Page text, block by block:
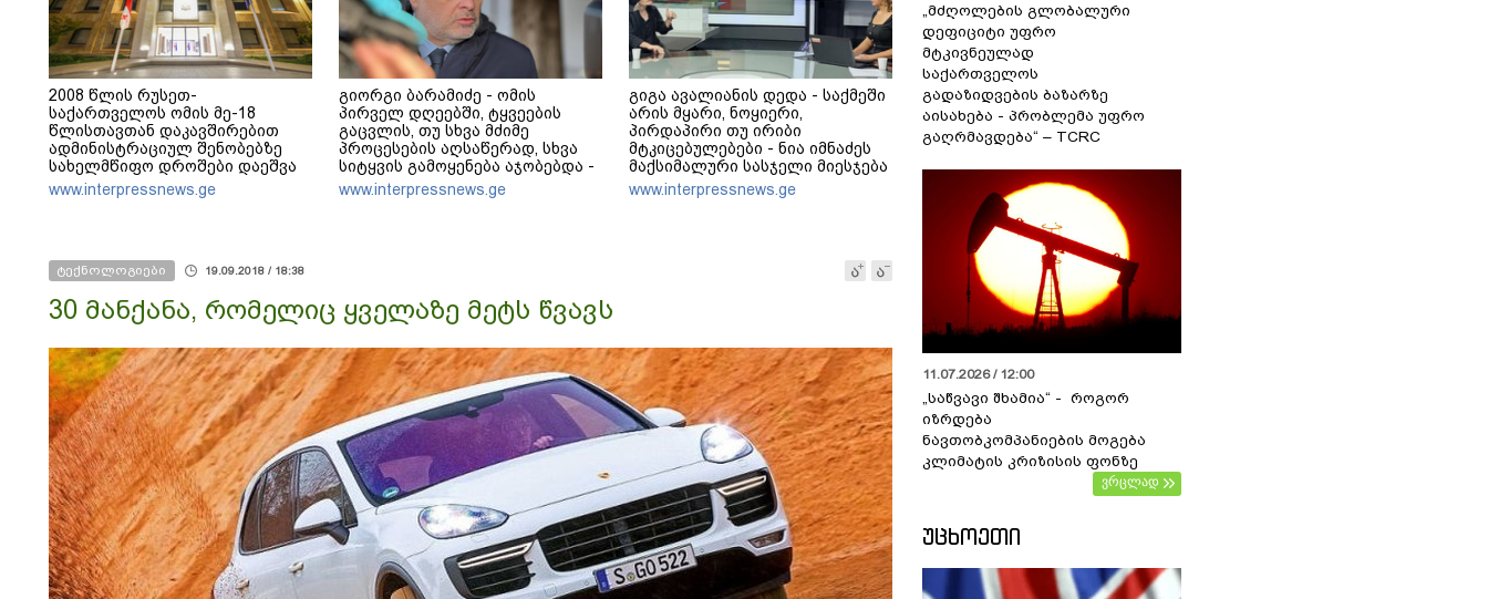
2008 წლის რუსეთ-
საქართველოს ომის მე-18
წლისთავთან დაკავშირებით
ადმინისტრაციულ შენობებზე
სახელმწიფო დროშები დაეშვა
www.interpressnews.ge
გიორგი ბარამიძე - ომის
პირველ დღეებში, ტყვეების
გაცვლის, თუ სხვა მძიმე
პროცესების აღსაწერად, სხვა
სიტყვის გამოყენება აჯობებდა -
არასდროს მითქვამს, რომ
ჩვენები ხელებაწეულს ან
www.interpressnews.ge
გიგა ავალიანის დედა - საქმეში
არის მყარი, ნოყიერი,
პირდაპირი თუ ირიბი
მტკიცებულებები - ნია იმნაძეს
მაქსიმალური სასჯელი მიესჯება
- ჩვენ ნია იმნაძეს არ ვედავებით
იმას, რომ ეუბნება: “წადი,
www.interpressnews.ge
ტექნოლოგიები 19.09.2018 / 18:38
30 მანქანა, რომელიც ყველაზე მეტს წვავს
„მძღოლების გლობალური
დეფიციტი უფრო
მტკივნეულად
საქართველოს
გადაზიდვების ბაზარზე
აისახება - პრობლემა უფრო
გაღრმავდება“ – TCRC
11.07.2026 / 12:00
„საწვავი შხამია“ - როგორ
იზრდება
ნავთობკომპანიების მოგება
კლიმატის კრიზისის ფონზე
ვრცლად
ᲣᲪᲮᲝᲔᲗᲘ